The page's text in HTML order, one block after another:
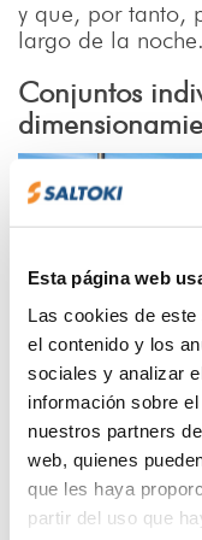
Esta página web
Las cookies de
el contenido y los
sociales y analizar
información sobre
nuestros partners
web, quienes
que les haya
partir del uso que
y que, por tanto,
largo de la noche.
Conjuntos
Las soluciones
de las
garantizar la
de presencia)